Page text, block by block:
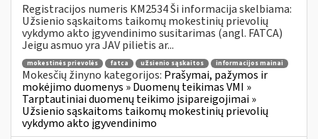
Registracijos numeris KM2534 Ši informacija skelbiama:
Užsienio sąskaitoms taikomų mokestinių prievolių
vykdymo akto įgyvendinimo susitarimas (angl. FATCA)
Jeigu asmuo yra JAV pilietis ar...
mokestinės prievolės fatca užsienio sąskaitos informacijos mainai
Mokesčių žinyno kategorijos: Prašymai, pažymos ir
mokėjimo duomenys » Duomenų teikimas VMI »
Tarptautiniai duomenų teikimo įsipareigojimai »
Užsienio sąskaitoms taikomų mokestinių prievolių
vykdymo akto įgyvendinimo